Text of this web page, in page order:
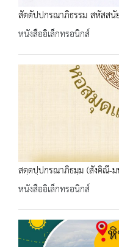
สัตตัปปกรณาภิธรรม สหัสส
หนังสืออิเล็กทรอนิกส์
สตฺตปฺปกรณาภิธมฺม (สังคิณี-
หนังสืออิเล็กทรอนิกส์